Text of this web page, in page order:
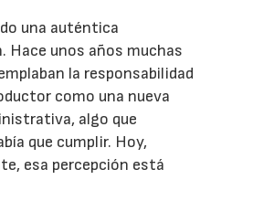
una auténtica
Hace unos años muchas
la responsabilidad
como una nueva
algo que
que cumplir. Hoy,
esa percepción está